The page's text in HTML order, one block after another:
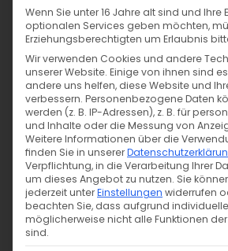
Start/Shop/Nähen/Nähzubehör/
teilbare Reißverschlüsse/
Jacken Reißverschluss teilbar 35cm –
Wenn Sie unter 16 Jahre alt sind und Ihre
optionalen Services geben möchten,
Erziehungsberechtigten um Erlaubnis
Wir verwenden Cookies und andere
unserer Website. Einige von ihnen sind
andere uns helfen, diese Website und
verbessern. Personenbezogene Daten
werden (z. B. IP-Adressen), z. B. für
und Inhalte oder die Messung von
Weitere Informationen über die
finden Sie in unserer
Verpflichtung, in die Verarbeitung Ihrer
um dieses Angebot zu nutzen. Sie
jederzeit unterEinstellungen widerrufen
beachten Sie, dass aufgrund
möglicherweise nicht alle Funktionen
sind.